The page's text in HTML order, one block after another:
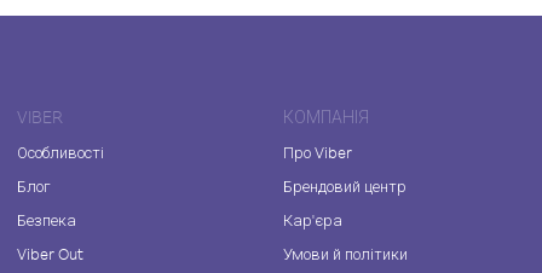
VIBER
Особливості
Блог
Безпека
Viber Out
КОМПАНІЯ
Про Viber
Брендовий центр
Кар'єра
Умови й політики